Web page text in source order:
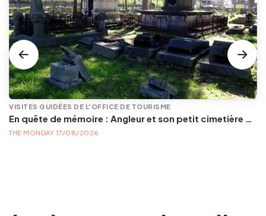
VISITES GUIDÉES DE L'OFFICE DE TOURISME
En quête de mémoire : Angleur et son petit cimetière de la Diguette, promenade certes mortelle, mais bien vivante
THE MONDAY 17/08/2026